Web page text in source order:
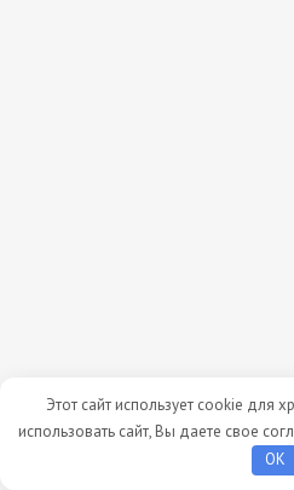
Этот сайт использует cookie для
использовать сайт, Вы даете свое
OK